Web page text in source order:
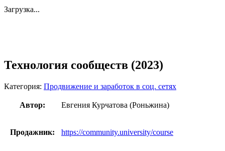
Загрузка...
Технология сообществ (2023)
Категория: Продвижение и заработок в соц. сетях
Автор: Евгения Курчатова (Роньжина)
Продажник: https://community.university/course